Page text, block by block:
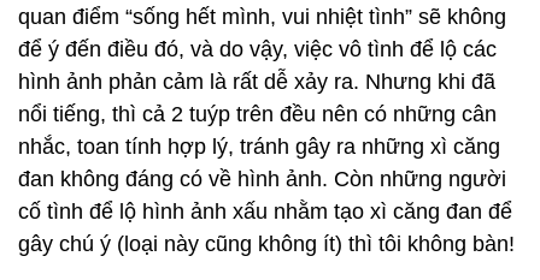
quan điểm “sống hết mình, vui nhiệt tình” sẽ không
để ý đến điều đó, và do vậy, việc vô tình để lộ các
hình ảnh phản cảm là rất dễ xảy ra. Nhưng khi đã
nổi tiếng, thì cả 2 tuýp trên đều nên có những cân
nhắc, toan tính hợp lý, tránh gây ra những xì căng
đan không đáng có về hình ảnh. Còn những người
cố tình để lộ hình ảnh xấu nhằm tạo xì căng đan để
gây chú ý (loại này cũng không ít) thì tôi không bàn!